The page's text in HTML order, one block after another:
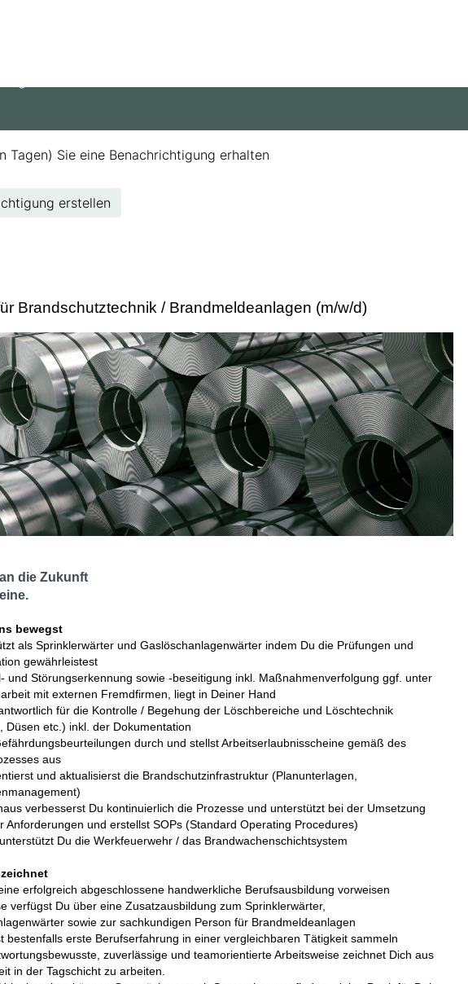
Tagen) Sie eine Benachrichtigung erhalten
erstellen
Brandschutztechnik / Brandmeldeanlagen (m/w/d)
die Zukunft
bewegst
als Sprinklerwärter und Gaslöschanlagenwärter indem Du die Prüfungen und
gewährleistest
und Störungserkennung sowie -beseitigung inkl. Maßnahmenverfolgung ggf. unter
mit externen Fremdfirmen, liegt in Deiner Hand
für die Kontrolle / Begehung der Löschbereiche und Löschtechnik
Düsen etc.) inkl. der Dokumentation
durch und stellst Arbeitserlaubnisscheine gemäß des
aus
und aktualisierst die Brandschutzinfrastruktur (Planunterlagen,
verbesserst Du kontinuierlich die Prozesse und unterstützt bei der Umsetzung
Anforderungen und erstellst SOPs (Standard Operating Procedures)
Du die Werkfeuerwehr / das Brandwachenschichtsystem
erfolgreich abgeschlossene handwerkliche Berufsausbildung vorweisen
verfügst Du über eine Zusatzausbildung zum Sprinklerwärter,
sowie zur sachkundigen Person für Brandmeldeanlagen
bestenfalls erste Berufserfahrung in einer vergleichbaren Tätigkeit sammeln
zuverlässige und teamorientierte Arbeitsweise zeichnet Dich aus
in der Tagschicht zu arbeiten.